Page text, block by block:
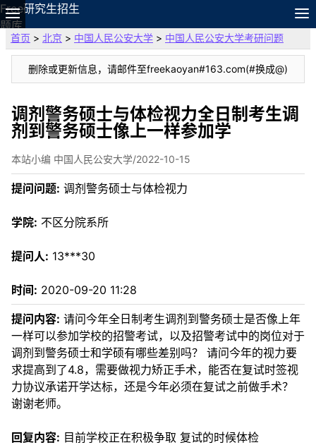
Free研究生招生
题库
故事
专题
论坛
搜索
资料
首页 > 北京 > 中国人民公安大学 > 中国人民公安大学考研问题
删除或更新信息，请邮件至freekaoyan#163.com(#换成@)
调剂警务硕士与体检视力全日制考生调
剂到警务硕士像上一样参加学
本站小编 中国人民公安大学/2022-10-15
提问问题: 调剂警务硕士与体检视力
学院: 不区分院系所
提问人: 13***30
时间: 2020-09-20 11:28
提问内容: 请问今年全日制考生调剂到警务硕士是否像上年
一样可以参加学校的招警考试，以及招警考试中的岗位对于
调剂到警务硕士和学硕有哪些差别吗？ 请问今年的视力要
求提高到了4.8，需要做视力矫正手术，能否在复试时签视
力协议承诺开学达标，还是今年必须在复试之前做手术？
谢谢老师。
回复内容: 目前学校正在积极争取 复试的时候体检